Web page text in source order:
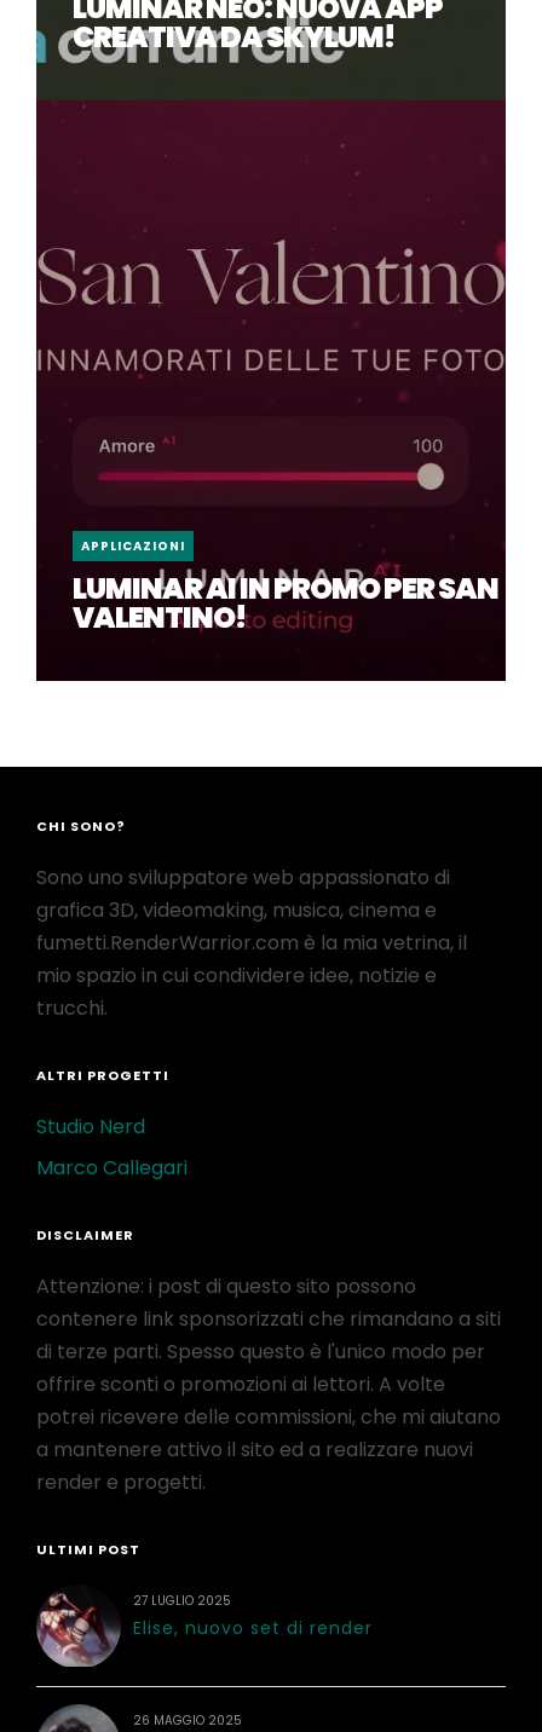
LUMINAR NEO: NUOVA APP
CREATIVA DA SKYLUM!
APPLICAZIONI
LUMINAR AI IN PROMO PER SAN
VALENTINO!
CHI SONO?
Sono uno sviluppatore web appassionato di
grafica 3D, videomaking, musica, cinema e
fumetti.RenderWarrior.com è la mia vetrina, il
mio spazio in cui condividere idee, notizie e
trucchi.
ALTRI PROGETTI
Studio Nerd
Marco Callegari
DISCLAIMER
Attenzione: i post di questo sito possono
contenere link sponsorizzati che rimandano a siti
di terze parti. Spesso questo è l'unico modo per
offrire sconti o promozioni ai lettori. A volte
potrei ricevere delle commissioni, che mi aiutano
a mantenere attivo il sito ed a realizzare nuovi
render e progetti.
ULTIMI POST
27 LUGLIO 2025
Elise, nuovo set di render
26 MAGGIO 2025